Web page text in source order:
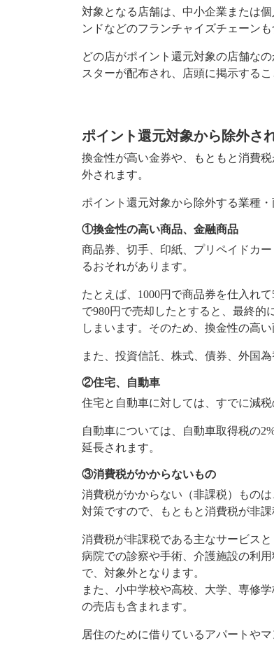
対象となる店舗は、中小企業または
ンドなどのフランチャイズチェーンも
どの店がポイント還元対象の店舗な
スターが配布され、店頭に掲示するこ
ポイント還元対象から除外さ
換金性が高い金券や、もともと消費
外されます。
ポイント還元対象から除外する業種
①換金性の高い商品、金融商品
商品券、切手、印紙、プリペイドカ
るおそれがあります。
たとえば、1000円で商品券を仕入れ
で980円で売却したとすると、最終的
しまいます。そのため、換金性の高い
また、投資信託、株式、債券、外国
②住宅、自動車
住宅と自動車に対しては、すでに減
自動車については、自動車取得税の
延長されます。
③消費税がかからないもの
消費税がかからない（非課税）もの
対策ですので、もともと消費税が非
消費税が非課税である主なサービス
病院での診察や手術、介護施設の利
で、対象外となります。
また、小中学校や高校、大学、専修
の売店も含まれます。
居住のために借りているアパートや